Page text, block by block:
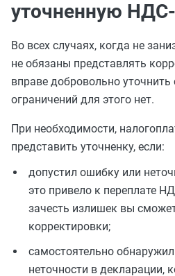
уточненную
Во всех случаях, когда не
не обязаны представлять
вправе добровольно уточнить
ограничений для этого нет.
При необходимости,
представить уточненку, если:
допустил ошибку или
это привело к переплате
зачесть излишек вы
корректировки;
самостоятельно
неточности в декларации,